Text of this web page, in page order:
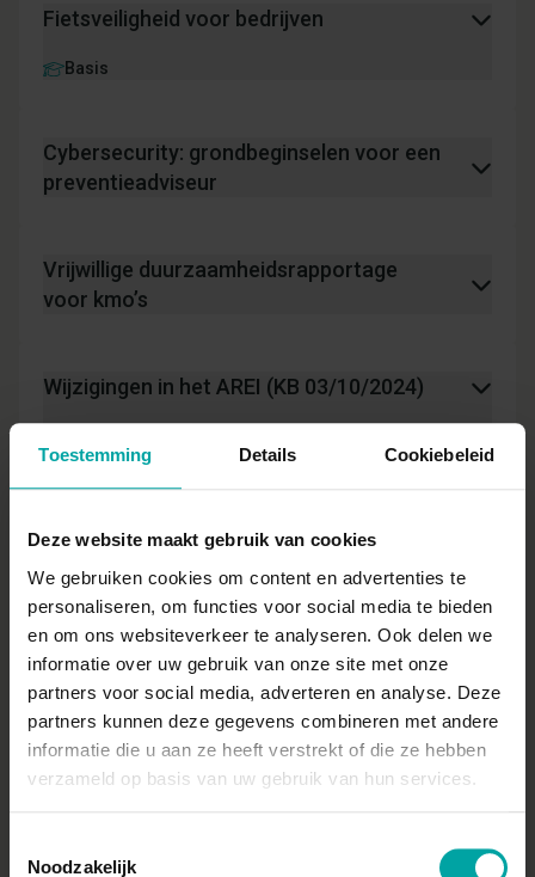
Toestemming Details Cookiebeleid
Deze website maakt gebruik van cookies
We gebruiken cookies om content en advertenties te
personaliseren, om functies voor social media te bieden
en om ons websiteverkeer te analyseren. Ook delen we
informatie over uw gebruik van onze site met onze
partners voor social media, adverteren en analyse. Deze
partners kunnen deze gegevens combineren met andere
informatie die u aan ze heeft verstrekt of die ze hebben
verzameld op basis van uw gebruik van hun services.
Noodzakelijk
Fietsveiligheid voor bedrijven
Basis
Cybersecurity: grondbeginselen voor een
preventieadviseur
Vrijwillige duurzaamheidsrapportage
voor kmo’s
Wijzigingen in het AREI (KB 03/10/2024)
vliegtuigcrash?
Psychosociaal veiligheidsklimaat als
beleidsinstrument om burn-out te
(helpen) voorkomen